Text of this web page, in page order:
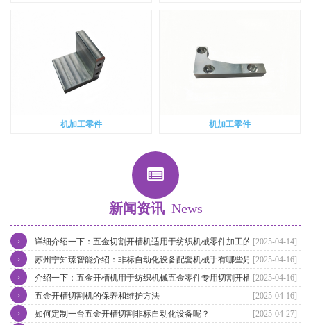
机加工零件 机加工零件
新闻资讯 News
[2025-04-14]
详细介绍一下：五金切割开槽机适用于纺织机械零件加工的特点
›
[2025-04-16]
苏州宁知臻智能介绍：非标自动化设备配套机械手有哪些好处？
›
[2025-04-16]
介绍一下：五金开槽机用于纺织机械五金零件专用切割开槽
›
[2025-04-16]
五金开槽切割机的保养和维护方法
›
[2025-04-27]
如何定制一台五金开槽切割非标自动化设备呢？
›